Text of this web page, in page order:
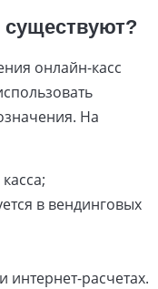
существуют?
онлайн-касс
На
в вендинговых
интернет-расчетах.